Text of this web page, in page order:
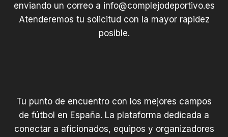
enviando un correo a info@complejodeportivo.es
Atenderemos tu solicitud con la mayor rapidez
posible.
Tu punto de encuentro con los mejores campos
de fútbol en España. La plataforma dedicada a
conectar a aficionados, equipos y organizadores